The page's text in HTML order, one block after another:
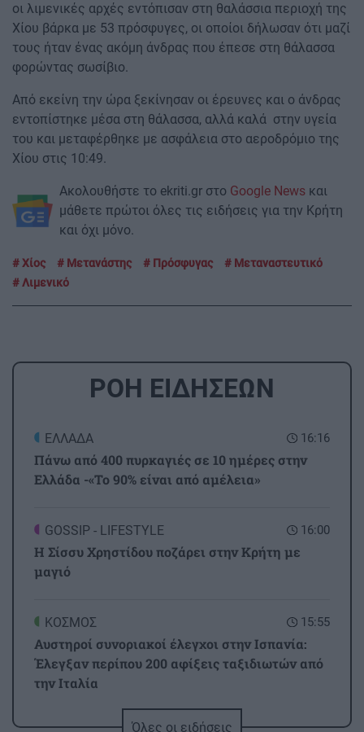
οι λιμενικές αρχές εντόπισαν στη θαλάσσια περιοχή της
Χίου βάρκα με 53 πρόσφυγες, οι οποίοι δήλωσαν ότι μαζί
τους ήταν ένας ακόμη άνδρας που έπεσε στη θάλασσα
φορώντας σωσίβιο.
Από εκείνη την ώρα ξεκίνησαν οι έρευνες και ο άνδρας
εντοπίστηκε μέσα στη θάλασσα, αλλά καλά στην υγεία
του και μεταφέρθηκε με ασφάλεια στο αεροδρόμιο της
Χίου στις 10:49.
Ακολουθήστε το ekriti.gr στο Google News και
μάθετε πρώτοι όλες τις ειδήσεις για την Κρήτη
και όχι μόνο.
Χίος Μετανάστης Πρόσφυγας
Μεταναστευτικό
Λιμενικό
ΡΟΗ ΕΙΔΗΣΕΩΝ
16:16
ΕΛΛΑΔΑ
Πάνω από 400 πυρκαγιές σε 10 ημέρες στην
Ελλάδα -«Το 90% είναι από αμέλεια»
16:00
GOSSIP - LIFESTYLE
Η Σίσσυ Χρηστίδου ποζάρει στην Κρήτη με
μαγιό
15:55
ΚΟΣΜΟΣ
Αυστηροί συνοριακοί έλεγχοι στην Ισπανία:
Έλεγξαν περίπου 200 αφίξεις ταξιδιωτών από
την Ιταλία
Όλες οι ειδήσεις